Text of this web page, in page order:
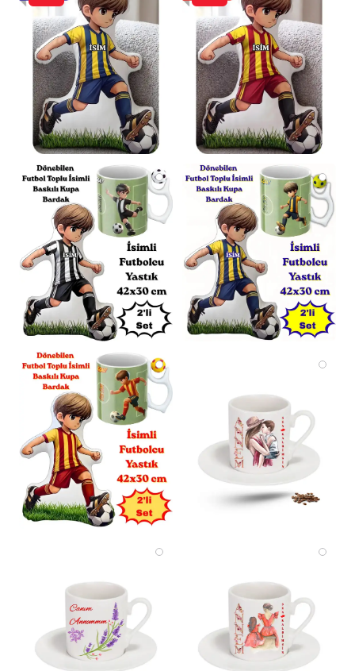
Ölçü Toleransı:Üretim süreçlerinden kaynaklı
olarak tüm ölçülerde± 1-2cmfarklılık
görülebilir.
Renk Varyasyonu:İç battaniye rengi, stok
durumuna göre farklılık gösterebilir.Genel
olarak standart Bej’dir.
Destek:Her türlü sorunuz için dilediğiniz
zaman “Satıcıya Sor” bölümünden anlık bilgi
alabilirsiniz.
Sosyal Sorumluluk Bilinciyle Üretildi
Bu ürünü tercih ederek, üretimini
gerçekleştiren birçok ev hanımının geçimini
sağlamasına destek olduğunuzu bilmenizi
isteriz. Bu değerli katkınız için şimdiden
teşekkür ederiz.